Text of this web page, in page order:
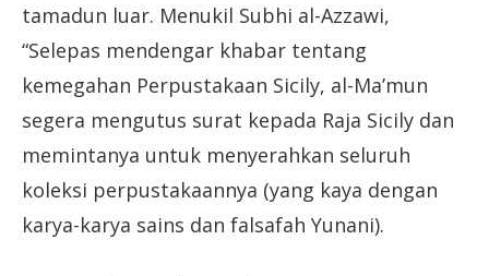
tamadun luar. Menukil Subhi al-Azzawi,
“Selepas mendengar khabar tentang
kemegahan Perpustakaan Sicily, al-Ma’mun
segera mengutus surat kepada Raja Sicily dan
memintanya untuk menyerahkan seluruh
koleksi perpustakaannya (yang kaya dengan
karya-karya sains dan falsafah Yunani).